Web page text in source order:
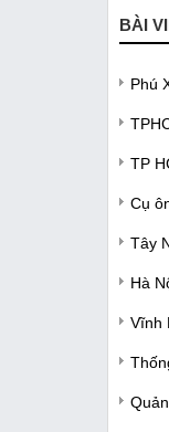
BÀI
Phú
TP
Cụ
Tây
Hà
Vĩnh